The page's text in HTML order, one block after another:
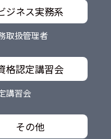
ジネス実務系
取扱管理者
格認定講習会
講習会
その他